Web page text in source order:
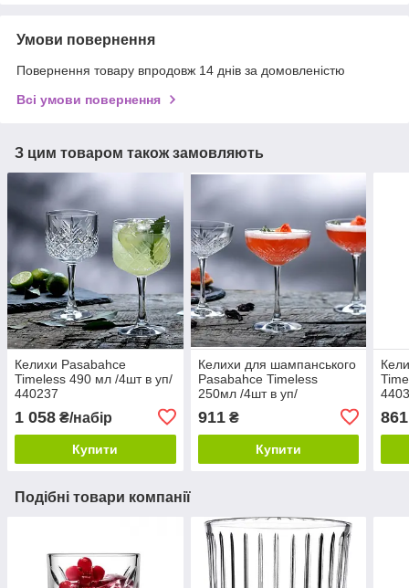
Умови повернення
Повернення товару впродовж 14 днів за домовленістю
Всі умови повернення
З цим товаром також замовляють
Келихи Pasabahce
Timeless 490 мл /4шт в уп/
440237
1 058 ₴/набір
Купити
Келихи для шампанського
Pasabahce Timeless
250мл /4шт в уп/
911₴
Купити
861
Подібні товари компанії